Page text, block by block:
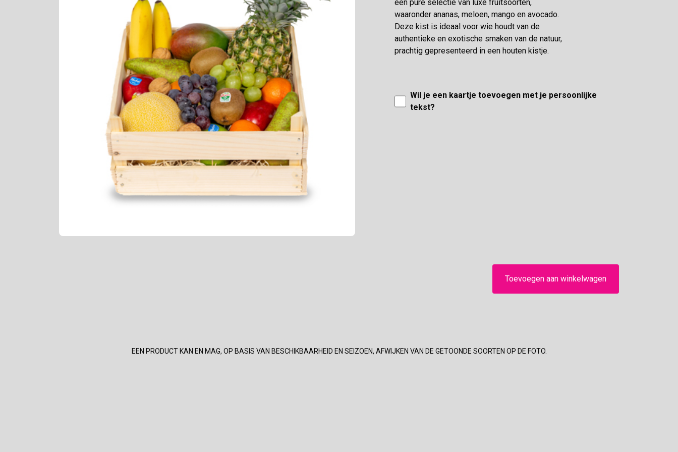
een pure selectie van luxe fruitsoorten,
waaronder ananas, meloen, mango en avocado.
Deze kist is ideaal voor wie houdt van de
authentieke en exotische smaken van de natuur,
prachtig gepresenteerd in een houten kistje.
Wil je een kaartje toevoegen met je persoonlijke
tekst?
Toevoegen aan winkelwagen
EEN PRODUCT KAN EN MAG, OP BASIS VAN BESCHIKBAARHEID EN SEIZOEN, AFWIJKEN VAN DE GETOONDE SOORTEN OP DE FOTO.